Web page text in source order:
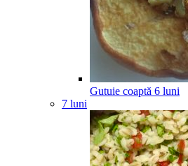
Gutuie coaptă 6 luni
7 luni